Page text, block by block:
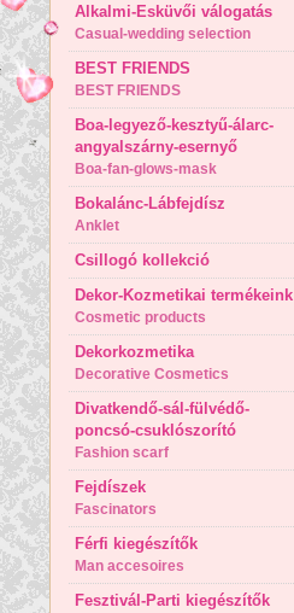
Alkalmi-Esküvői válogatás
Casual-wedding selection
BEST FRIENDS
BEST FRIENDS
Boa-legyező-kesztyű-álarc-
angyalszárny-esernyő
Boa-fan-glows-mask
Bokalánc-Lábfejdísz
Anklet
Csillogó kollekció
Dekor-Kozmetikai termékeink
Cosmetic products
Dekorkozmetika
Decorative Cosmetics
Divatkendő-sál-fülvédő-
poncsó-csuklószorító
Fashion scarf
Fejdíszek
Fascinators
Férfi kiegészítők
Man accesoires
Fesztivál-Parti kiegészítők